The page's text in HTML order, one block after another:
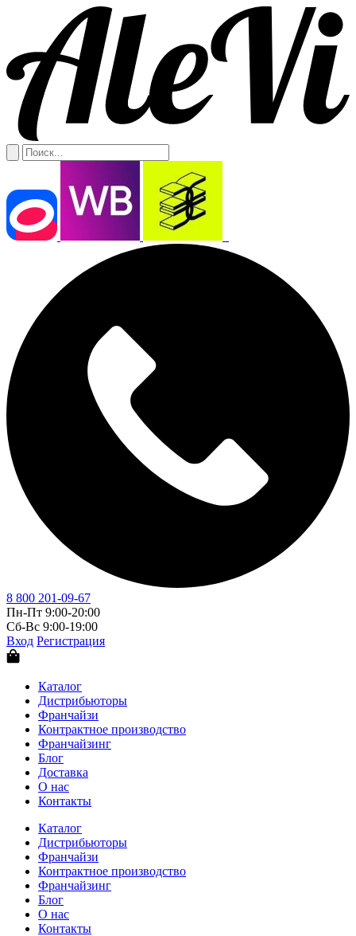
8 800 201-09-67
Пн-Пт 9:00-20:00
Сб-Вс 9:00-19:00
Вход Регистрация
Каталог
Дистрибьюторы
Франчайзи
Контрактное производство
Франчайзинг
Блог
Доставка
О нас
Контакты
Каталог
Дистрибьюторы
Франчайзи
Контрактное производство
Франчайзинг
Блог
О нас
Контакты